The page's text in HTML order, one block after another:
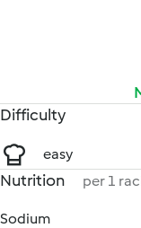
Difficulty
easy
Nutrition per 1
Sodium